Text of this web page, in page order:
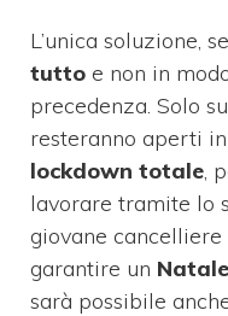
L’unica soluzione,
tutto e non in
precedenza. Solo
resteranno aperti
lockdown totale,
lavorare tramite lo
giovane
garantire un
sarà possibile